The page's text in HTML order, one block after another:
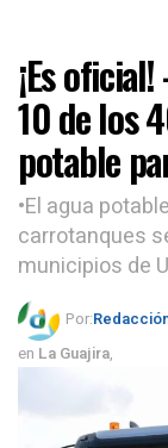
¡Es
10 de los
potable
•El agua
carrotanques
municipios de
Por:
en La Guajira,